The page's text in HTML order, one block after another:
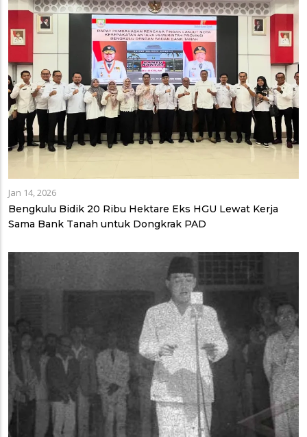
Jan 14, 2026
Bengkulu Bidik 20 Ribu Hektare Eks HGU Lewat Kerja
Sama Bank Tanah untuk Dongkrak PAD